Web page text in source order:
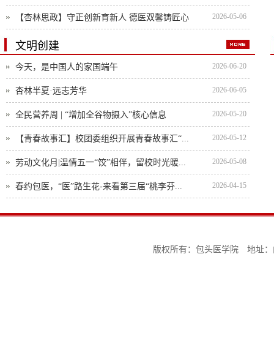
2026-05-06
【杏林思政】守正创新育新人 德医双馨铸匠心
文明创建
2026-06-20
今天，是中国人的家国端午
2026-06-05
杏林半夏·远志芳华
2026-05-20
全民营养周 | “增加全谷物摄入”核心信息
2026-05-12
【青春故事汇】校团委组织开展青春故事汇“...
2026-05-08
劳动文化月|温情五一“饺”相伴，留校时光暖...
2026-04-15
春约包医，“医”路生花-来看第三届“桃李芬...
版权所有：包头医学院 地址